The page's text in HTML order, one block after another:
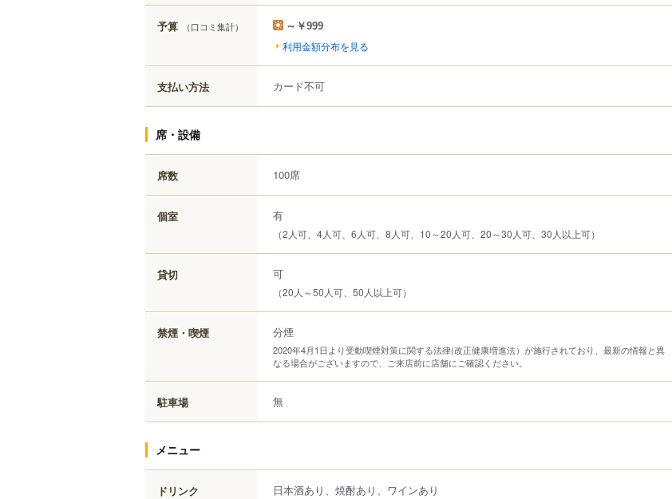
予算 （口コミ集計） ～￥999
利用金額分布を見る
支払い方法 カード不可
席・設備
席数 100席
個室 有
（2人可、4人可、6人可、8人可、10～20人可、20～30人可、30人以上可）
貸切 可
（20人～50人可、50人以上可）
禁煙・喫煙 分煙
2020年4月1日より受動喫煙対策に関する法律(改正健康増進法）が施行されており、最新の情報と異
なる場合がございますので、ご来店前に店舗にご確認ください。
駐車場 無
メニュー
ドリンク 日本酒あり、焼酎あり、ワインあり